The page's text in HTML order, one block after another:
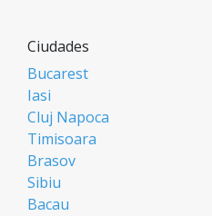
Ciudades
Bucarest
Iasi
Cluj Napoca
Timisoara
Brasov
Sibiu
Bacau